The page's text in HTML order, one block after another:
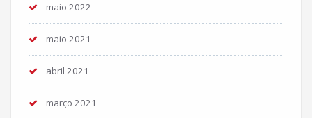
maio 2022
maio 2021
abril 2021
março 2021